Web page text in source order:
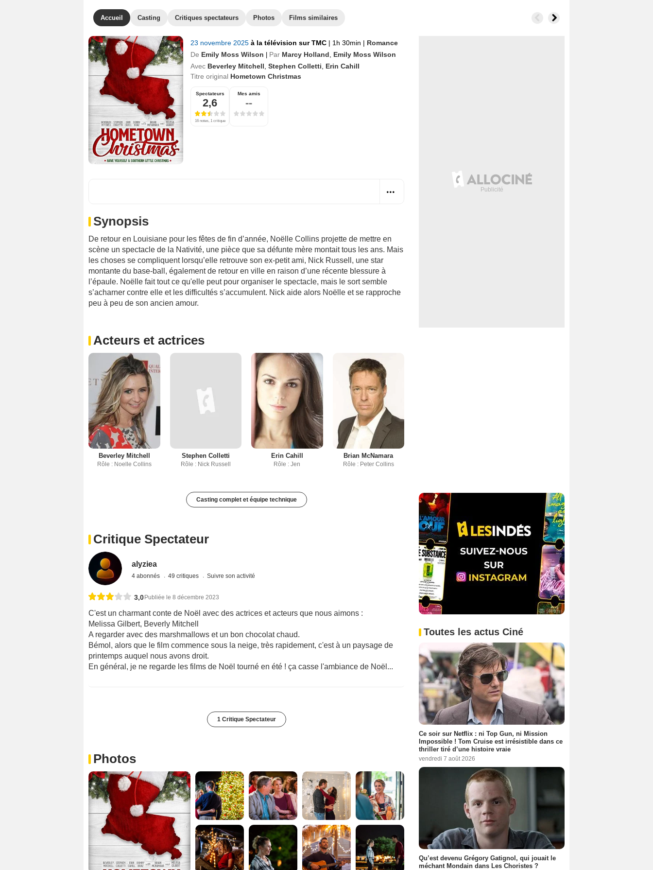
Accueil Casting Critiques spectateurs Photos Films similaires
23 novembre 2025 à la télévision sur TMC | 1h 30min | Romance
De Emily Moss Wilson Par Marcy Holland
Emily Moss Wilson
Avec Beverley Mitchell Stephen Colletti
Erin Cahill
Titre original Hometown Christmas
Spectateurs
2,6
16 notes, 1 critique
Mes amis
--
Synopsis
De retour en Louisiane pour les fêtes de fin d’année, Noëlle Collins projette de mettre en
scène un spectacle de la Nativité, une pièce que sa défunte mère montait tous les ans. Mais
les choses se compliquent lorsqu’elle retrouve son ex-petit ami, Nick Russell, une star
montante du base-ball, également de retour en ville en raison d’une récente blessure à
l’épaule. Noëlle fait tout ce qu'elle peut pour organiser le spectacle, mais le sort semble
s’acharner contre elle et les difficultés s’accumulent. Nick aide alors Noëlle et se rapproche
peu à peu de son ancien amour.
Acteurs et actrices
Beverley Mitchell
Rôle : Noelle Collins
Stephen Colletti
Rôle : Nick Russell
Erin Cahill
Rôle : Jen
Brian McNamara
Rôle : Peter Collins
Casting complet et équipe technique
Critique Spectateur
alyziea
4 abonnés 49 critiques Suivre son activité
3,0Publiée le 8 décembre 2023
C'est un charmant conte de Noël avec des actrices et acteurs que nous aimons :
Melissa Gilbert, Beverly Mitchell
A regarder avec des marshmallows et un bon chocolat chaud.
Bémol, alors que le film commence sous la neige, très rapidement, c'est à un paysage de
printemps auquel nous avons droit.
En général, je ne regarde les films de Noël tourné en été ! ça casse l'ambiance de Noël...
1 Critique Spectateur
Photos
Toutes les actus Ciné
Ce soir sur Netflix : ni Top Gun, ni Mission
Impossible ! Tom Cruise est irrésistible dans ce
thriller tiré d’une histoire vraie
vendredi 7 août 2026
Qu’est devenu Grégory Gatignol, qui jouait le
méchant Mondain dans Les Choristes ?